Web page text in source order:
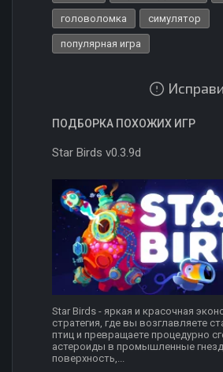
головоломка симулятор
популярная игра
ПОДБОРКА ПОХОЖИХ ИГР
Star Birds v0.3.9d
Star Birds - яркая и красочная
стратегия, где вы возглавляете
птиц и превращаете процедурно
астероиды в промышленные
поверхность,...